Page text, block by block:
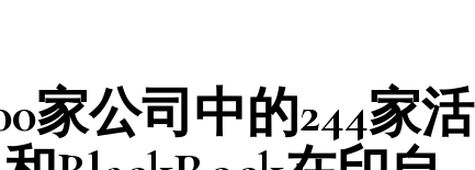
家公司中的244家活